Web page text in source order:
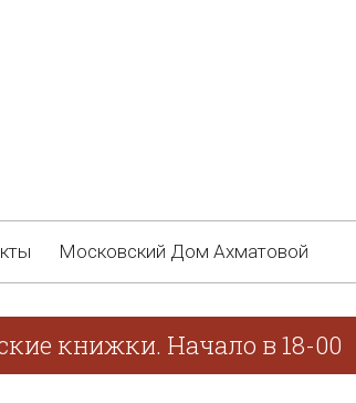
Московский Дом Ахматовой
книжки. Начало в 18-00